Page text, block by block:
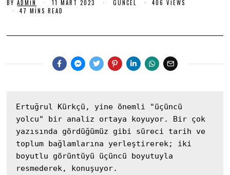
I
2
0
BYADMIN 11 MART 2023
K
2
0
GÜNCEL
406 VIEWS
47 MINS READ
Ertuğrul Kürkçü, yine önemli "üçüncü
yolcu" bir analiz ortaya koyuyor. Bir çok
yazısında gördüğümüz gibi süreci tarih ve
toplum bağlamlarına yerleştirerek; iki
boyutlu görüntüyü üçüncü boyutuyla
resmederek, konuşuyor.